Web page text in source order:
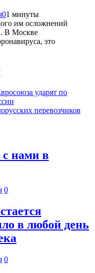
01 минуты
им осложнений
В Москве
это
ударят по
перевозчиков
с нами в
0
в любой день
0